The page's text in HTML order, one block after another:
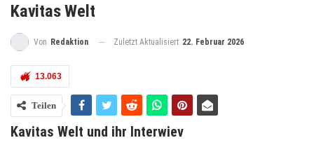
Kavitas Welt
Von Redaktion Zuletzt Aktualisiert 22. Februar 2026
13.063
Teilen
Kavitas Welt und ihr Interwiev